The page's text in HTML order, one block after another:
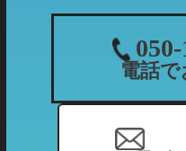
当社が収集する個人
利用目的の範囲内に
（1）ご利用履歴・
利用状況の把握及
電話